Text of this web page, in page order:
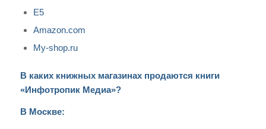
E5
Amazon.com
My-shop.ru
В каких книжных магазинах продаются книги
«Инфотропик Медиа»?
В Москве: